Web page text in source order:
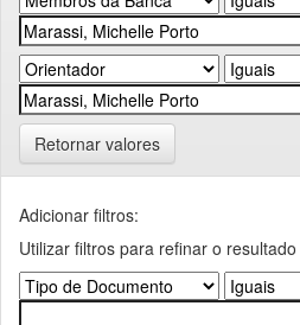
Retornar valores
Adicionar filtros:
Utilizar filtros para refinar o